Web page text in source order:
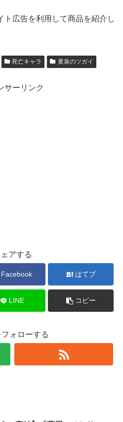
ト広告を利用して商品を紹介し
死亡キャラ 黄泉のツガイ
サーリンク
アする
Facebook はてブ
LINE コピー
ォローする